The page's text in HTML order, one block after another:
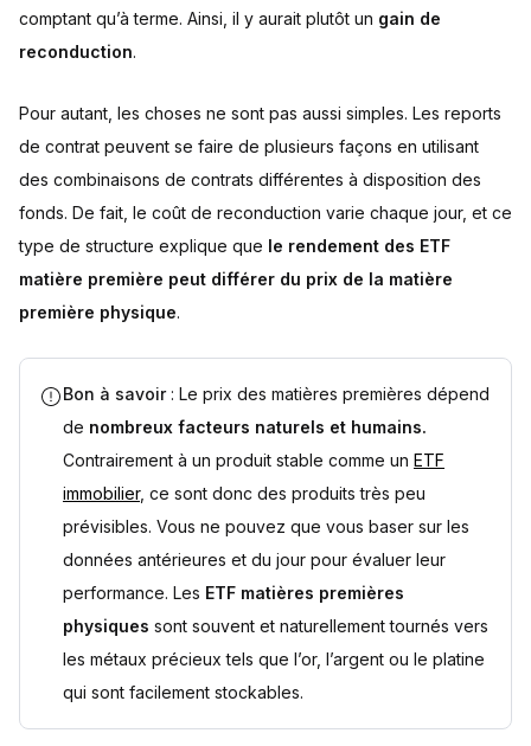
comptant qu’à terme. Ainsi, il y aurait plutôt un gain de
reconduction.
Pour autant, les choses ne sont pas aussi simples. Les reports
de contrat peuvent se faire de plusieurs façons en utilisant
des combinaisons de contrats différentes à disposition des
fonds. De fait, le coût de reconduction varie chaque jour, et ce
type de structure explique que le rendement des ETF
matière première peut différer du prix de la matière
première physique.
Bon à savoir : Le prix des matières premières dépend
de nombreux facteurs naturels et humains.
Contrairement à un produit stable comme un ETF
immobilier, ce sont donc des produits très peu
prévisibles. Vous ne pouvez que vous baser sur les
données antérieures et du jour pour évaluer leur
performance. Les ETF matières premières
physiques sont souvent et naturellement tournés vers
les métaux précieux tels que l’or, l’argent ou le platine
qui sont facilement stockables.